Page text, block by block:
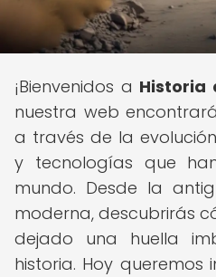
¡Bienvenidos a Historia
nuestra web
a través de la
y tecnologías que
mundo. Desde la
moderna, descubrirás
dejado una huella
historia. Hoy